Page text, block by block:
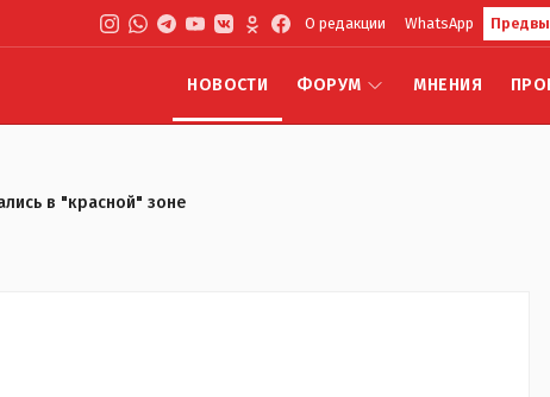
О редакции WhatsApp
НОВОСТИ ФОРУМ МНЕНИЯ
в "красной" зоне